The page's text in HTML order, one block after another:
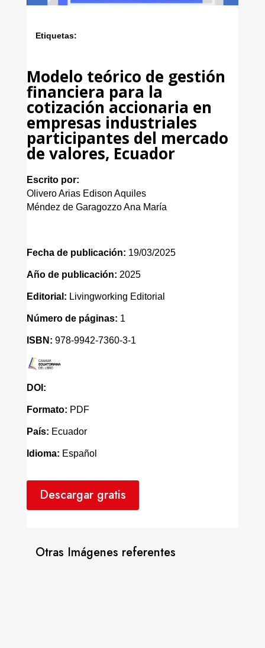
Etiquetas:
Modelo teórico de gestión
financiera para la
cotización accionaria en
empresas industriales
participantes del mercado
de valores, Ecuador
Escrito por:
Olivero Arias Edison Aquiles
Méndez de Garagozzo Ana María
Fecha de publicación: 19/03/2025
Año de publicación: 2025
Editorial: Livingworking Editorial
Número de páginas: 1
ISBN: 978-9942-7360-3-1
DOI:
Formato: PDF
País: Ecuador
Idioma: Español
Descargar gratis
Otras Imágenes referentes